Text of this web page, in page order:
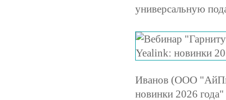
универсальную
Иванов (ООО
новинки 2026 года"